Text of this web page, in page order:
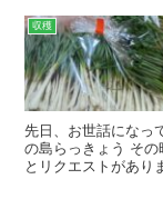
収穫
先日、お世話になっ
の島らっきょう その
とリクエストがあり